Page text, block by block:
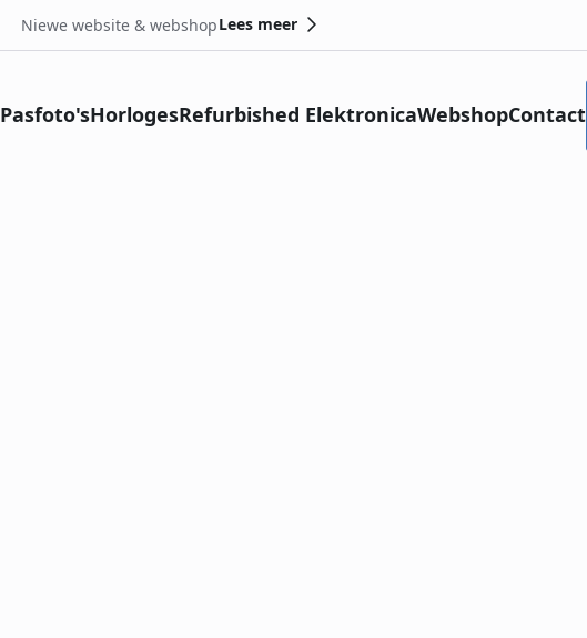
Niewe website & webshopLees meer
Pasfoto'sHorlogesRefurbished ElektronicaWebshopContact